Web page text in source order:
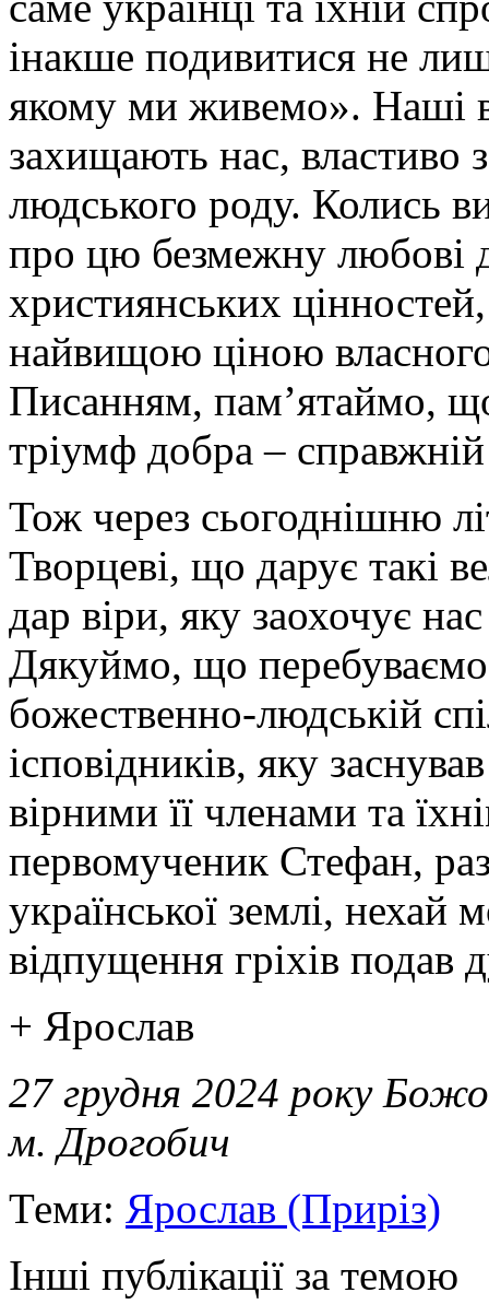
інакше подивитися не
якому ми живемо». Наші
захищають нас, властиво
людського роду. Колись
про цю безмежну любові
християнських
найвищою ціною
Писанням, пам’ятаймо,
тріумф добра –
Тож через сьогоднішню
Творцеві, що дарує такі
дар віри, яку заохочує
Дякуймо, що
божественно-людській
ісповідників, яку
вірними її членами та
первомученик Стефан,
української землі,
відпущення гріхів
+ Ярослав
27 грудня 2024 року
м. Дрогобич
Теми: Ярослав (Приріз)
Інші публікації за темою